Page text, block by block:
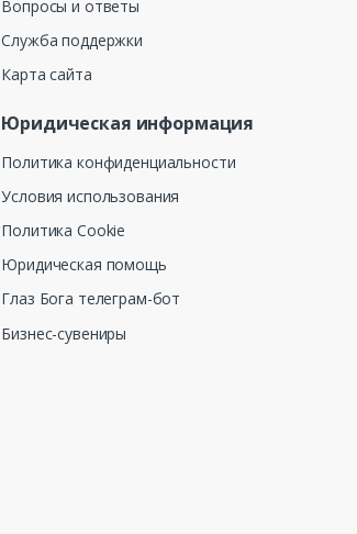
Вопросы и ответы
Служба поддержки
Карта сайта
Юридическая информация
Политика конфиденциальности
Условия использования
Политика Cookie
Юридическая помощь
Глаз Бога телеграм-бот
Бизнес-сувениры